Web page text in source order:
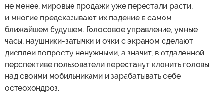
не менее, мировые продажи уже перестали расти,
и многие предсказывают их падение в самом
ближайшем будущем. Голосовое управление, умные
часы, наушники-затычки и очки с экраном сделают
дисплеи попросту ненужными, а значит, в отдаленной
перспективе пользователи перестанут клонить головы
над своими мобильниками и зарабатывать себе
остеохондроз.